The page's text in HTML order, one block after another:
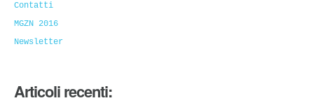
Contatti
MGZN 2016
Newsletter
Articoli recenti: